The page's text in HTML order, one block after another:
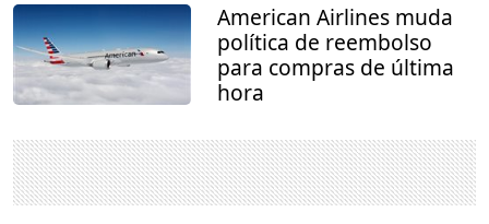
American Airlines muda
política de reembolso
para compras de última
hora